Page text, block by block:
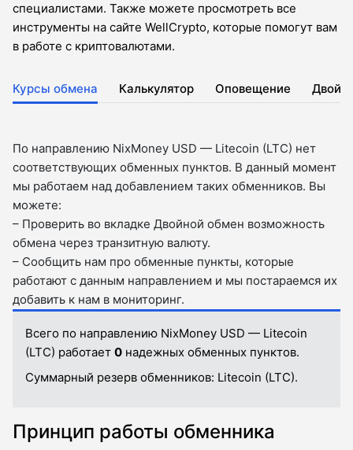
специалистами. Также можете просмотреть все
инструменты на сайте WellCrypto, которые помогут вам
в работе с криптовалютами.
Курсы обмена Калькулятор Оповещение
По направлению NixMoney USD — Litecoin (LTC) нет
соответствующих обменных пунктов. В данный момент
мы работаем над добавлением таких обменников. Вы
можете:
– Проверить во вкладкe Двойной обмен возможность
обмена через транзитную валюту.
– Сообщить нам про обменные пункты, которые
работают с данным направлением и мы постараемся их
добавить к нам в мониторинг.
Всего по направлению NixMoney USD — Litecoin
(LTC) работает 0 надежных обменных пунктов.
Суммарный резерв обменников: Litecoin (LTC).
Принцип работы обменника